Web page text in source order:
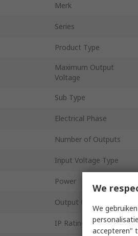
Merk
Series
Product Type
Maximum Output
Voltage
Sub Type
Electrical Phase
Number of Outputs
Input Voltage Type
Power
Output Current
IP Rating
We
We
accepteren"